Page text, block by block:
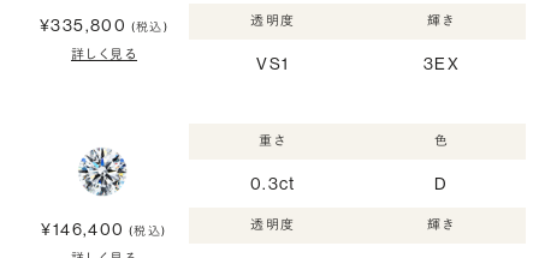
¥335,800 (税込)
詳しく見る
透明度
VS1
輝き
3EX
¥146,400 (税込)
重さ
0.3ct
色
D
透明度 輝き